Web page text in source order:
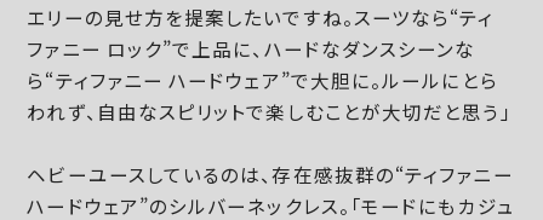
エリーの見せ方を提案したいですね。スーツなら“ティ
ファニー ロック”で上品に、ハードなダンスシーンな
ら“ティファニー ハードウェア”で大胆に。ルールにとら
われず、自由なスピリットで楽しむことが大切だと思う」
ヘビーユースしているのは、存在感抜群の“ティファニー
ハードウェア”のシルバーネックレス。「モードにもカジュ